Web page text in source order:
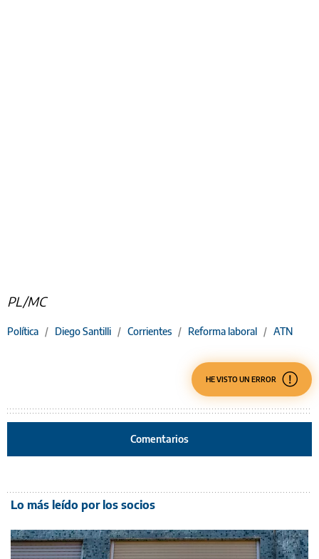
PL/MC
Política / Diego Santilli / Corrientes / Reforma laboral / ATN
HE VISTO UN ERROR
Comentarios
Lo más leído por los socios